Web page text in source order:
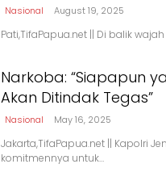
Nasional August 19, 2025
Pati,TifaPapua.net || Di balik
Narkoba: “Siapapun
Akan Ditindak Tegas”
Nasional May 16, 2025
Jakarta,TifaPapua.net || Kapolri
komitmennya untuk…